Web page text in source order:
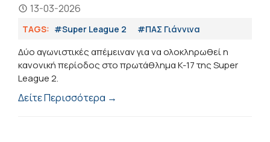
13-03-2026
TAGS: #Super League 2 #ΠΑΣ Γιάννινα
Δύο αγωνιστικές απέμειναν για να ολοκληρωθεί η
κανονική περίοδος στο πρωτάθλημα K-17 της Super
League 2.
Δείτε Περισσότερα →